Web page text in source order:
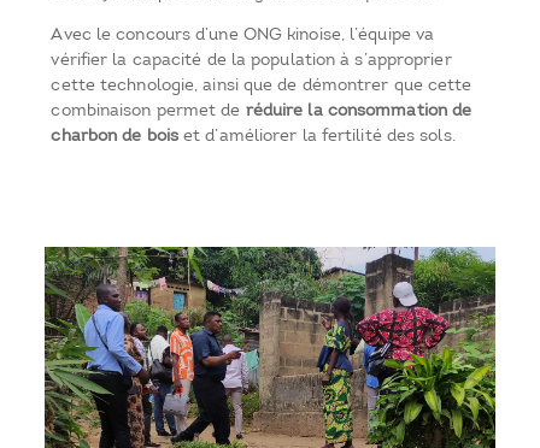
Avec le concours d’une ONG kinoise, l’équipe va
vérifier la capacité de la population à s’approprier
cette technologie, ainsi que de démontrer que cette
combinaison permet de réduire la consommation de
charbon de boiset d’améliorer la fertilité des sols.